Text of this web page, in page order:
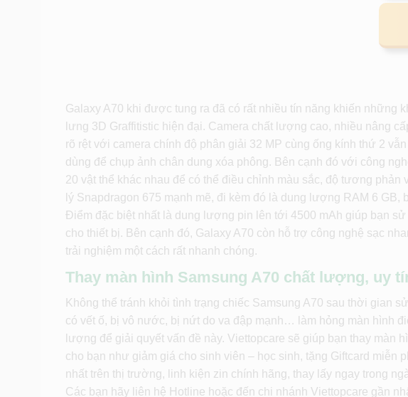
Galaxy A70 khi được tung ra đã có rất nhiều tín năng khiến những
lưng 3D Graffitistic hiện đại. Camera chất lượng cao, nhiều nâng
rõ rệt với camera chính độ phân giải 32 MP cùng ống kính thứ 2
dùng để chụp ảnh chân dung xóa phông. Bên cạnh đó với công
20 vật thể khác nhau để có thể điều chỉnh màu sắc, độ tương
lý Snapdragon 675 mạnh mẽ, đi kèm đó là dung lượng RAM 6 GB,
Điểm đặc biệt nhất là dung lượng pin lên tới 4500 mAh giúp bạn
cho thiết bị. Bên cạnh đó, Galaxy A70 còn hỗ trợ công nghệ sạc
trải nghiệm một cách rất nhanh chóng.
Thay màn hình Samsung A70 chất lượng, uy
Không thể tránh khỏi tình trạng chiếc Samsung A70 sau thời gian
có vết ố, bị vô nước, bị nứt do va đập mạnh… làm hỏng màn hình
lượng để giải quyết vấn đề này. Viettopcare sẽ giúp bạn thay màn
cho bạn như giảm giá cho sinh viên – học sinh, tặng Giftcard miễn
nhất trên thị trường, linh kiện zin chính hãng, thay lấy ngay trong
Các bạn hãy liên hệ Hotline hoặc đến chi nhánh Viettopcare gần